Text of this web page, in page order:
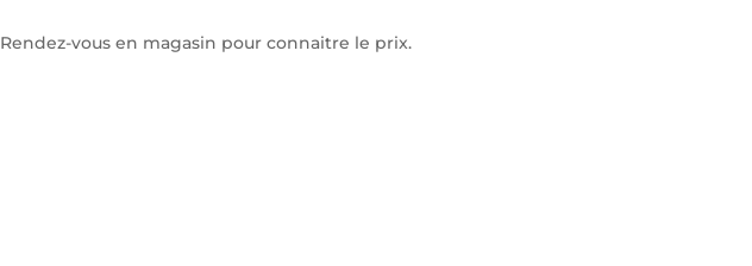
Rendez-vous en magasin pour connaitre le prix.